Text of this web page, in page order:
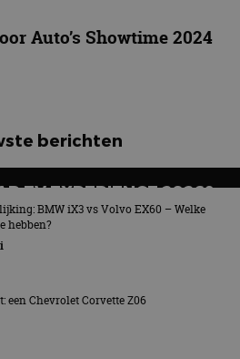
Auto’s Showtime 2024
berichten
EV EXPERIENCE 2026?
24 tot 26 september
BMW iX3 vs Volvo EX60 – Welke
hebben?
een Chevrolet Corvette Z06